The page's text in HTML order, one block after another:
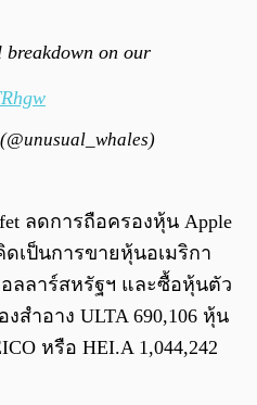
breakdown on our
ลดการถือครองหุ้น Apple
ดเป็นการขายหุ้นอเมริกา
ลลาร์สหรัฐฯ และซื้อหุ้นตัว
สำอาง ULTA 690,106 หุ้น
หรือ HEI.A 1,044,242